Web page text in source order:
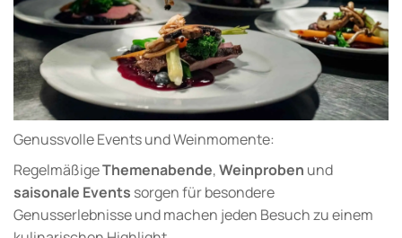
Genussvolle Events und Weinmomente:
RegelmäßigeThemenabende,Weinproben und
saisonale Events sorgen für besondere
Genusserlebnisse und machen jeden Besuch zu einem